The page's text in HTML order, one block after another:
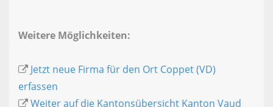
Weitere Möglichkeiten:
Jetzt neue Firma für den Ort Coppet (VD)
erfassen
Weiter auf die Kantonsübersicht Kanton Vaud